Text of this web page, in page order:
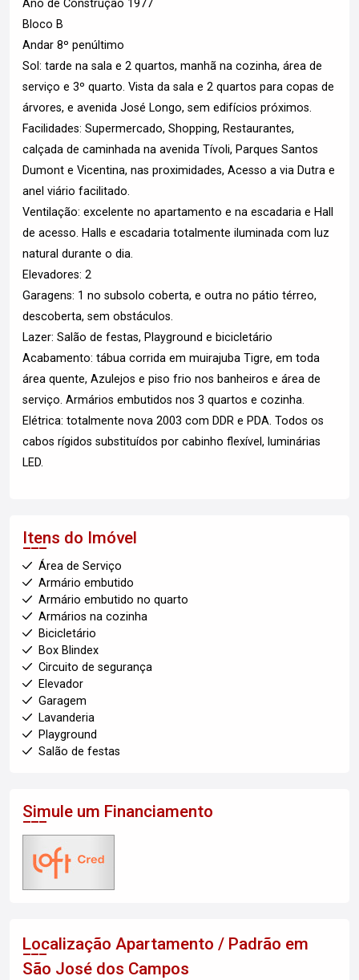
Ano de Construção 1977
Bloco B
Andar 8º penúltimo
Sol: tarde na sala e 2 quartos, manhã na cozinha, área de
serviço e 3º quarto. Vista da sala e 2 quartos para copas de
árvores, e avenida José Longo, sem edifícios próximos.
Facilidades: Supermercado, Shopping, Restaurantes,
calçada de caminhada na avenida Tívoli, Parques Santos
Dumont e Vicentina, nas proximidades, Acesso a via Dutra e
anel viário facilitado.
Ventilação: excelente no apartamento e na escadaria e Hall
de acesso. Halls e escadaria totalmente iluminada com luz
natural durante o dia.
Elevadores: 2
Garagens: 1 no subsolo coberta, e outra no pátio térreo,
descoberta, sem obstáculos.
Lazer: Salão de festas, Playground e bicicletário
Acabamento: tábua corrida em muirajuba Tigre, em toda
área quente, Azulejos e piso frio nos banheiros e área de
serviço. Armários embutidos nos 3 quartos e cozinha.
Elétrica: totalmente nova 2003 com DDR e PDA. Todos os
cabos rígidos substituídos por cabinho flexível, luminárias
LED.
Itens do Imóvel
Área de Serviço
Armário embutido
Armário embutido no quarto
Armários na cozinha
Bicicletário
Box Blindex
Circuito de segurança
Elevador
Garagem
Lavanderia
Playground
Salão de festas
Simule um Financiamento
Localização Apartamento / Padrão em
São José dos Campos